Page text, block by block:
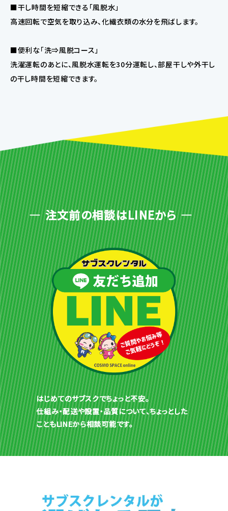
■干し時間を短縮できる「風脱水」
高速回転で空気を取り込み、化繊衣類の水分を飛ばします。
■便利な「洗⇒風脱コース」
洗濯運転のあとに、風脱水運転を30分運転し、部屋干しや外干し
の干し時間を短縮できます。
注文前の相談はLINEから
はじめてのサブスクでちょっと不安。
仕組み・配送や設置・品質について、ちょっとした
こともLINEから相談可能です。